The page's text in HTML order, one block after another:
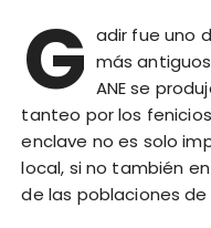
G adir fue uno
más
ANE se
tanteo por los
enclave no es solo
local, si no también
de las poblaciones